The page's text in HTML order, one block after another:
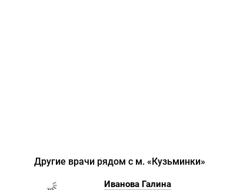
Другие врачи рядом с м. «Кузьминки»
Иванова Галина